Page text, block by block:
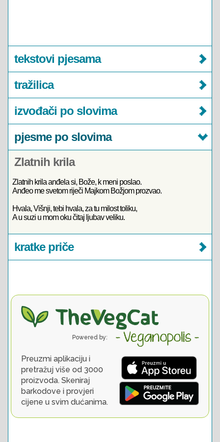
tekstovi pjesama
tražilica
izvođači po slovima
pjesme po slovima
Zlatnih krila
Zlatnih krila anđela si, Bože, k meni poslao.
Anđeo me svetom riječi Majkom Božjom prozvao.
Hvala, Višnji, tebi hvala, za tu milost toliku,
A u suzi u mom oku čitaj ljubav veliku.
kratke priče